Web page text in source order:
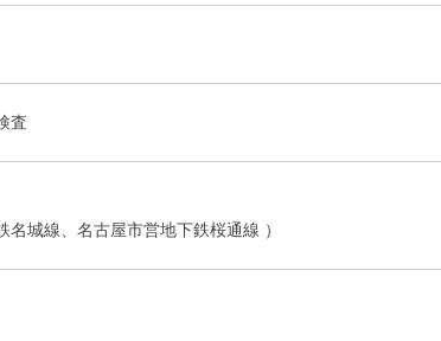
査
城線、名古屋市営地下鉄桜通線 ）